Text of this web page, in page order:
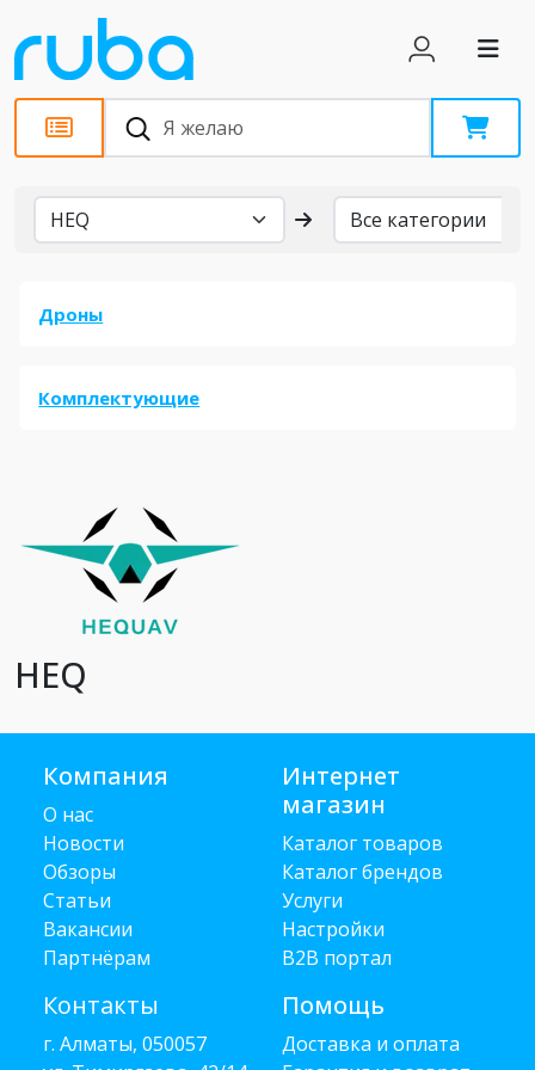
Бренды
Дроны
Комплектующие
HEQ
Компания
О нас
Новости
Обзоры
Статьи
Вакансии
Партнёрам
Контакты
г. Алматы, 050057
Интернет
магазин
Каталог товаров
Каталог брендов
Услуги
Настройки
B2B портал
Помощь
Доставка и оплата